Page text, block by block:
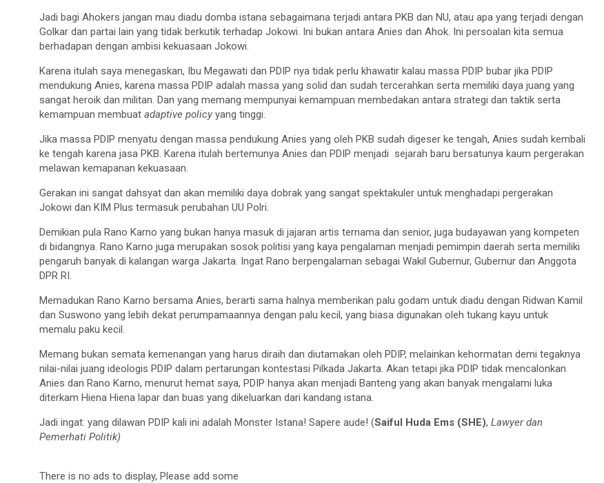
Jadi bagi Ahokers jangan mau diadu domba istana sebagaimana terjadi antara PKB dan NU, atau apa yang terjadi dengan
Golkar dan partai lain yang tidak berkutik terhadap Jokowi. Ini bukan antara Anies dan Ahok. Ini persoalan kita semua
berhadapan dengan ambisi kekuasaan Jokowi.
Karena itulah saya menegaskan, Ibu Megawati dan PDIP nya tidak perlu khawatir kalau massa PDIP bubar jika PDIP
mendukung Anies, karena massa PDIP adalah massa yang solid dan sudah tercerahkan serta memiliki daya juang yang
sangat heroik dan militan. Dan yang memang mempunyai kemampuan membedakan antara strategi dan taktik serta
kemampuan membuat adaptive policy yang tinggi.
Jika massa PDIP menyatu dengan massa pendukung Anies yang oleh PKB sudah digeser ke tengah, Anies sudah kembali
ke tengah karena jasa PKB. Karena itulah bertemunya Anies dan PDIP menjadi sejarah baru bersatunya kaum pergerakan
melawan kemapanan kekuasaan.
Gerakan ini sangat dahsyat dan akan memiliki daya dobrak yang sangat spektakuler untuk menghadapi pergerakan
Jokowi dan KIM Plus termasuk perubahan UU Polri.
Demikian pula Rano Karno yang bukan hanya masuk di jajaran artis ternama dan senior, juga budayawan yang kompeten
di bidangnya. Rano Karno juga merupakan sosok politisi yang kaya pengalaman menjadi pemimpin daerah serta memiliki
pengaruh banyak di kalangan warga Jakarta. Ingat Rano berpengalaman sebagai Wakil Gubernur, Gubernur dan Anggota
DPR RI.
Memadukan Rano Karno bersama Anies, berarti sama halnya memberikan palu godam untuk diadu dengan Ridwan Kamil
dan Suswono yang lebih dekat perumpamaannya dengan palu kecil, yang biasa digunakan oleh tukang kayu untuk
memalu paku kecil.
Memang bukan semata kemenangan yang harus diraih dan diutamakan oleh PDIP, melainkan kehormatan demi tegaknya
nilai-nilai juang ideologis PDIP dalam pertarungan kontestasi Pilkada Jakarta. Akan tetapi jika PDIP tidak mencalonkan
Anies dan Rano Karno, menurut hemat saya, PDIP hanya akan menjadi Banteng yang akan banyak mengalami luka
diterkam Hiena Hiena lapar dan buas yang dikeluarkan dari kandang istana.
Jadi ingat: yang dilawan PDIP kali ini adalah Monster Istana! Sapere aude! (Saiful Huda Ems (SHE), Lawyer dan
Pemerhati Politik)
There is no ads to display, Please add some